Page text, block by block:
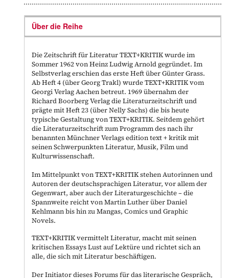
Über die Reihe
Die Zeitschrift für Literatur TEXT+KRITIK wurde im
Sommer 1962 von Heinz Ludwig Arnold gegründet. Im
Selbstverlag erschien das erste Heft über Günter Grass.
Ab Heft 4 (über Georg Trakl) wurde TEXT+KRITIK vom
Georgi Verlag Aachen betreut. 1969 übernahm der
Richard Boorberg Verlag die Literaturzeitschrift und
prägte mit Heft 23 (über Nelly Sachs) die bis heute
typische Gestaltung von TEXT+KRITIK. Seitdem gehört
die Literaturzeitschrift zum Programm des nach ihr
benannten Münchner Verlags edition text + kritik mit
seinen Schwerpunkten Literatur, Musik, Film und
Kulturwissenschaft.
Im Mittelpunkt von TEXT+KRITIK stehen Autorinnen und
Autoren der deutschsprachigen Literatur, vor allem der
Gegenwart, aber auch der Literaturgeschichte – die
Spannweite reicht von Martin Luther über Daniel
Kehlmann bis hin zu Mangas, Comics und Graphic
Novels.
TEXT+KRITIK vermittelt Literatur, macht mit seinen
kritischen Essays Lust auf Lektüre und richtet sich an
alle, die sich mit Literatur beschäftigen.
Der Initiator dieses Forums für das literarische Gespräch,